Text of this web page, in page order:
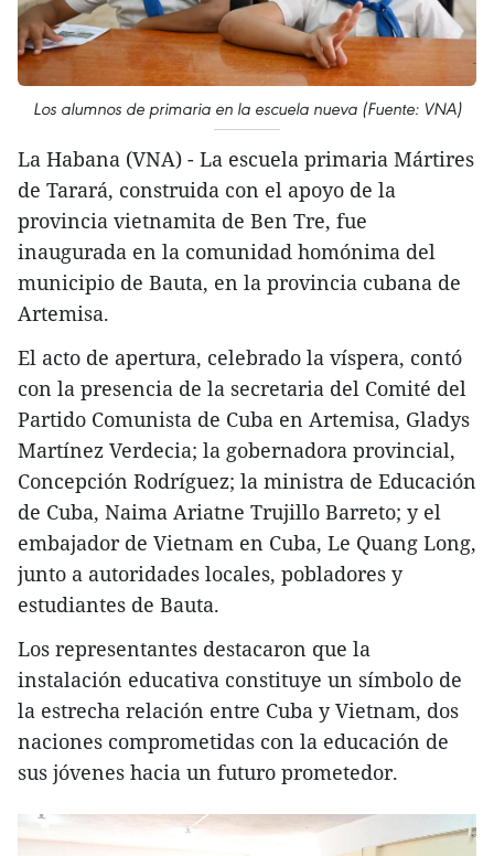
Los alumnos de primaria en la escuela nueva (Fuente: VNA)
La Habana (VNA) - La escuela primaria Mártires
de Tarará, construida con el apoyo de la
provincia vietnamita de Ben Tre, fue
inaugurada en la comunidad homónima del
municipio de Bauta, en la provincia cubana de
Artemisa.
El acto de apertura, celebrado la víspera, contó
con la presencia de la secretaria del Comité del
Partido Comunista de Cuba en Artemisa, Gladys
Martínez Verdecia; la gobernadora provincial,
Concepción Rodríguez; la ministra de Educación
de Cuba, Naima Ariatne Trujillo Barreto; y el
embajador de Vietnam en Cuba, Le Quang Long,
junto a autoridades locales, pobladores y
estudiantes de Bauta.
Los representantes destacaron que la
instalación educativa constituye un símbolo de
la estrecha relación entre Cuba y Vietnam, dos
naciones comprometidas con la educación de
sus jóvenes hacia un futuro prometedor.